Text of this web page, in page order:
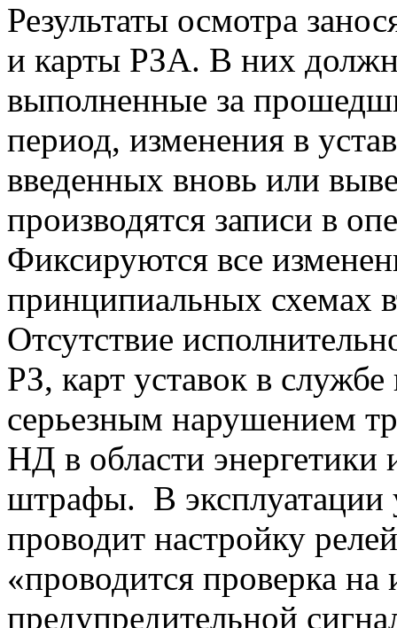
Результаты осмотра
и карты РЗА. В них
выполненные за
период, изменения в
введенных вновь или
производятся записи в
Фиксируются все
принципиальных схемах
Отсутствие
РЗ, карт уставок в службе
серьезным нарушением
НД в области энергетики
штрафы. В эксплуатации
проводит настройку
«проводится проверка
предупредительной